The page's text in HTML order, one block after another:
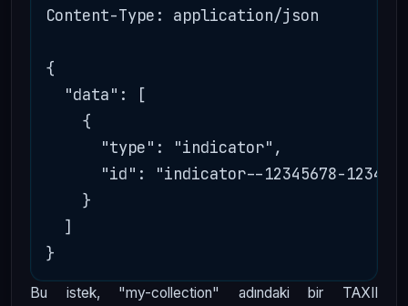
Content-Type: application/json
{
  "data": [
    {
      "type": "indicator",
"id": "indicator--12345678-1234-
    }
  ]
Bu istek, "my-collection" adındaki bir TAXII